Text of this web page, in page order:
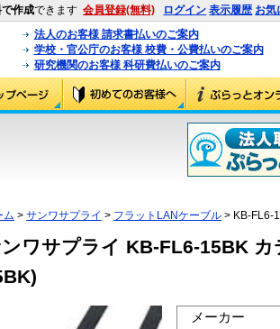
作成できます 会員登録(無料) ログイン 表示履歴 お気
法人のお客様 請求書払いのご案内
学校・官公庁のお客様 校費・公費払いのご案内
研究機関のお客様 科研費払いのご案内
ム > サンワサプライ > フラットLANケーブル > KB-FL6-
ワサプライ KB-FL6-15BK
メーカー